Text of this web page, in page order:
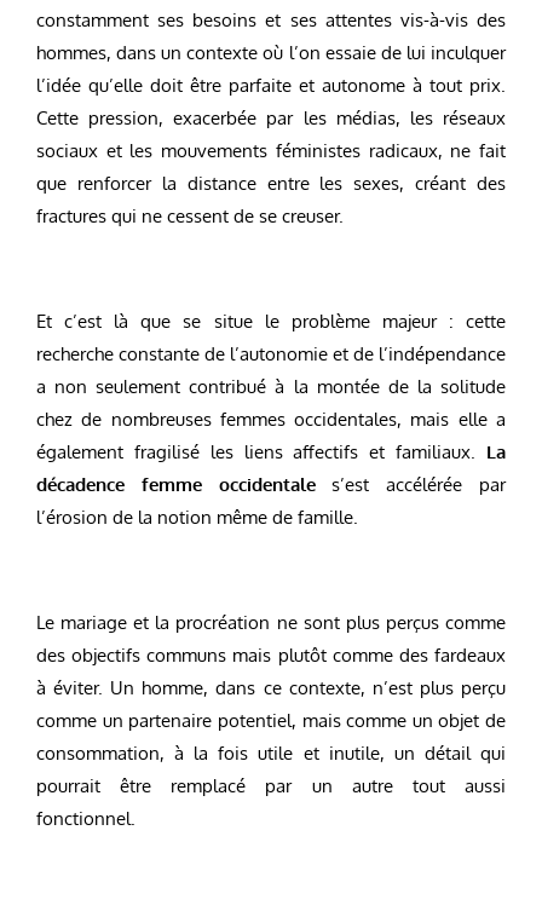
constamment ses besoins et ses attentes vis-à-vis des
hommes, dans un contexte où l’on essaie de lui inculquer
l’idée qu’elle doit être parfaite et autonome à tout prix.
Cette pression, exacerbée par les médias, les réseaux
sociaux et les mouvements féministes radicaux, ne fait
que renforcer la distance entre les sexes, créant des
fractures qui ne cessent de se creuser.
Et c’est là que se situe le problème majeur : cette
recherche constante de l’autonomie et de l’indépendance
a non seulement contribué à la montée de la solitude
chez de nombreuses femmes occidentales, mais elle a
également fragilisé les liens affectifs et familiaux. La
décadence femme occidentales’est accélérée par
l’érosion de la notion même de famille.
Le mariage et la procréation ne sont plus perçus comme
des objectifs communs mais plutôt comme des fardeaux
à éviter. Un homme, dans ce contexte, n’est plus perçu
comme un partenaire potentiel, mais comme un objet de
consommation, à la fois utile et inutile, un détail qui
pourrait être remplacé par un autre tout aussi
fonctionnel.